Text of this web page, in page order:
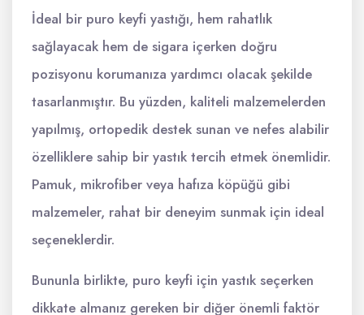
İdeal bir puro keyfi yastığı, hem rahatlık
sağlayacak hem de sigara içerken doğru
pozisyonu korumanıza yardımcı olacak şekilde
tasarlanmıştır. Bu yüzden, kaliteli malzemelerden
yapılmış, ortopedik destek sunan ve nefes alabilir
özelliklere sahip bir yastık tercih etmek önemlidir.
Pamuk, mikrofiber veya hafıza köpüğü gibi
malzemeler, rahat bir deneyim sunmak için ideal
seçeneklerdir.
Bununla birlikte, puro keyfi için yastık seçerken
dikkate almanız gereken bir diğer önemli faktör